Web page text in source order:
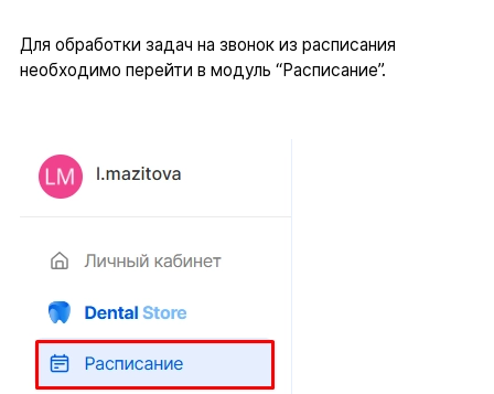
Для обработки задач на звонок из расписания
необходимо перейти в модуль “Расписание”.